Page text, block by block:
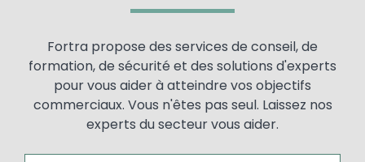
Fortra propose des services de conseil, de
formation, de sécurité et des solutions d'experts
pour vous aider à atteindre vos objectifs
commerciaux. Vous n'êtes pas seul. Laissez nos
experts du secteur vous aider.